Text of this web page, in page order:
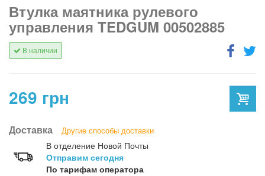
Втулка маятника рулевого
управления TEDGUM 00502885
В наличии
269 грн
Доставка Другие способы доставки
В отделение Новой Почты
Отправим сегодня
По тарифам оператора